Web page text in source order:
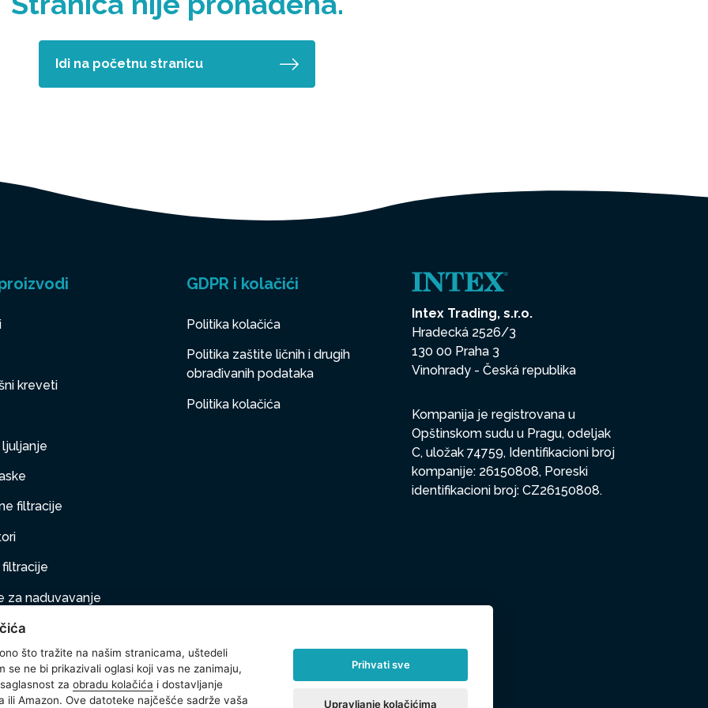
Idi na početnu stranicu
kreveti
filtracije
filtracije
za naduvavanje
na naduvavanje
oprema
GDPR i kolačići
Politika kolačića
Politika zaštite ličnih i drugih
obrađivanih podataka
Politika kolačića
Intex Trading, s.r.o.
Hradecká 2526/3
130 00 Praha 3
Vinohrady - Česká republika
Kompanija je registrovana u
Opštinskom sudu u Pragu, odeljak
C, uložak 74759, Identifikacioni broj
kompanije: 26150808, Poreski
identifikacioni broj: CZ26150808.
što tražite na našim stranicama, uštedeli
se ne bi prikazivali oglasi koji vas ne zanimaju,
za obradu kolačića i dostavljanje
ili Amazon. Ove datoteke najčešće sadrže vaša
Prihvati sve
Upravljanje kolačićima